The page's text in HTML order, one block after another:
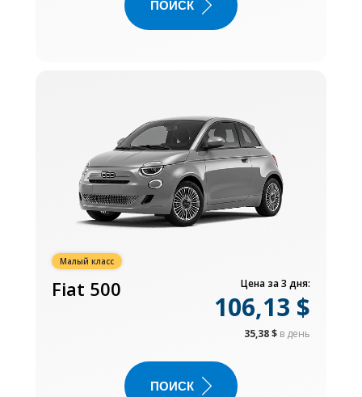
ПОИСК
Малый класс
Fiat 500 Цена за 3 дня:
106,13 $
35,38 $ в день
ПОИСК